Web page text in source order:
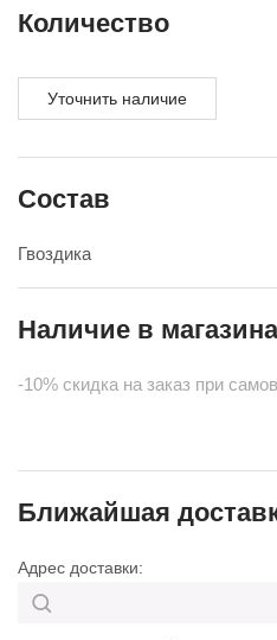
Количество
Уточнить наличие
Состав
Гвоздика
Наличие в
-10% скидка на заказ при
Ближайшая
Адрес доставки: